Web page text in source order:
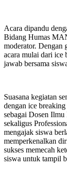
Acara dipandu
Bidang Humas
moderator. Dengan
acara mulai dari ice
jawab bersama
Suasana kegiatan
dengan ice
sebagai Dosen
sekaligus
mengajak siswa
memperkenalkan
sukses memecah
siswa untuk tampil